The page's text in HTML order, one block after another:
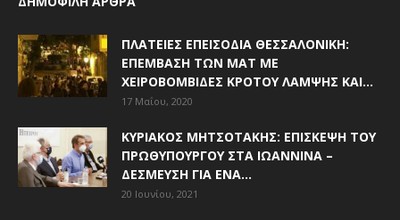
ΠΛΑΤΕΊΕΣ ΕΠΕΙΣΌΔΙΑ ΘΕΣΣΑΛΟΝΊΚΗ:
ΕΠΈΜΒΑΣΗ ΤΩΝ ΜΑΤ ΜΕ
ΧΕΙΡΟΒΟΜΒΊΔΕΣ ΚΡΌΤΟΥ ΛΆΜΨΗΣ ΚΑΙ...
17 Μαΐου, 2020
ΚΥΡΙΆΚΟΣ ΜΗΤΣΟΤΆΚΗΣ: ΕΠΊΣΚΕΨΗ ΤΟΥ
ΠΡΩΘΥΠΟΥΡΓΟΎ ΣΤΑ ΙΩΆΝΝΙΝΑ –
ΔΈΣΜΕΥΣΗ ΓΙΑ ΈΝΑ...
20 Ιουνίου, 2021